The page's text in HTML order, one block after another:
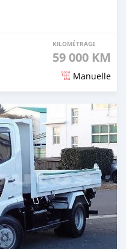
KILOMÉTRAGE
59 000 KM
Manuelle